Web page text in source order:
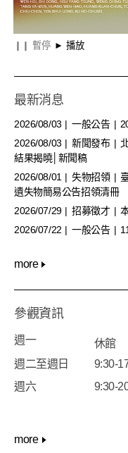
暫停 ► 播放
物質世界
最新消息
2026/08/03 一般公告
2026/08/03
新聞發布
結果揭曉│新聞稿
2026/08/01
失物招領
遺失物簡易公告招領清冊
2026/07/29
招募徵才
2026/07/22
一般公告
more
參觀資訊
週一
休館
週二至週日
9:30-
週六
9:30-
more